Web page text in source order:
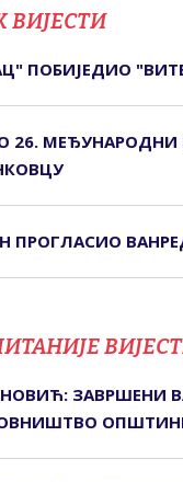
ВИЈЕСТИ
ПОБИЈЕДИО
26. МЕЂУНАРОДНИ
ПРОГЛАСИО
ЗАВРШЕНИ